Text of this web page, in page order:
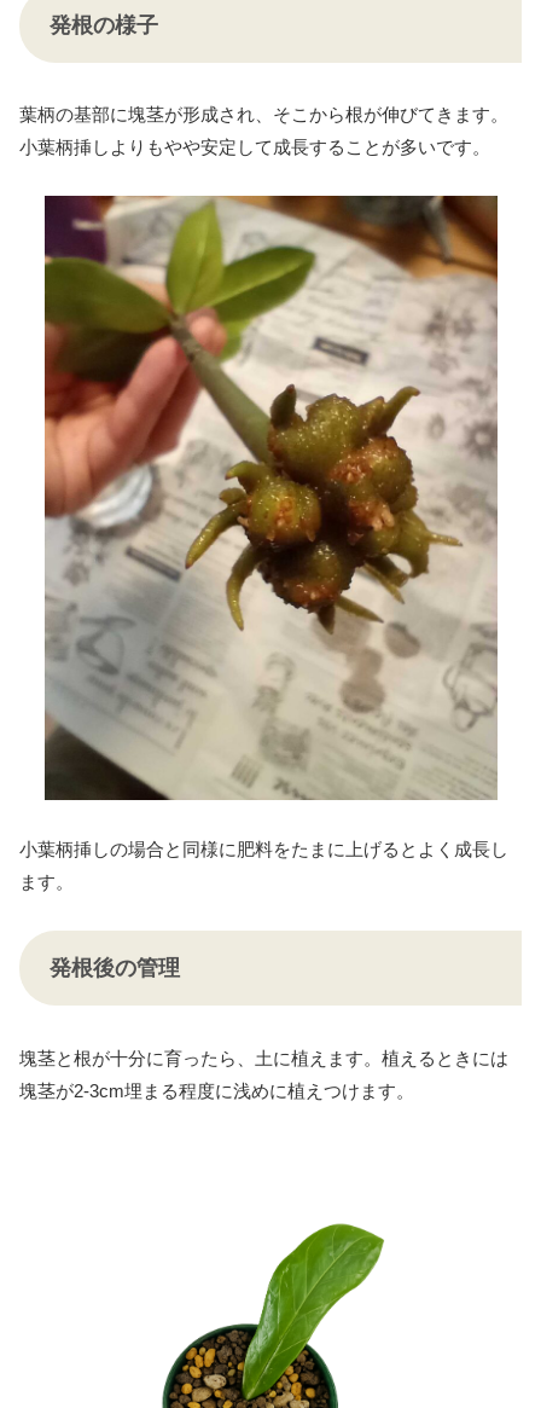
発根の様子
葉柄の基部に塊茎が形成され、そこから根が伸びてきます。
小葉柄挿しよりもやや安定して成長することが多いです。
小葉柄挿しの場合と同様に肥料をたまに上げるとよく成長し
ます。
発根後の管理
塊茎と根が十分に育ったら、土に植えます。植えるときには
塊茎が2-3cm埋まる程度に浅めに植えつけます。